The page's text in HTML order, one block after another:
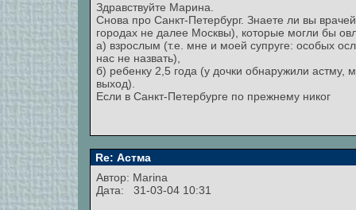
Здравствуйте Марина.
Снова про Санкт-Петербург. Знаете ли вы
городах не далее Москвы), которые могли бы
а) взрослым (т.е. мне и моей супруге: особых
нас не назвать),
б) ребенку 2,5 года (у дочки обнаружили
выход).
Если в Санкт-Петербурге по прежнему никог
Re: Астма
Автор: Marina
Дата: 31-03-04 10:31